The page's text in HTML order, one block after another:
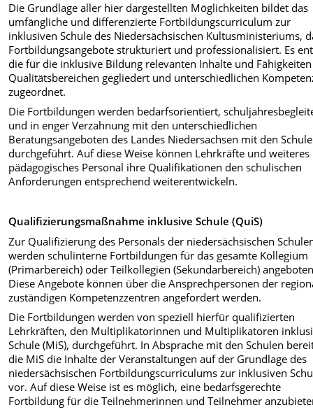
Die Grundlage aller hier dargestellten Möglichkeiten bildet das
umfängliche und differenzierte Fortbildungscurriculum zur
inklusiven Schule des Niedersächsischen Kultusministeriums,
Fortbildungsangebote strukturiert und professionalisiert. Es
die für die inklusive Bildung relevanten Inhalte und
Qualitätsbereichen gegliedert und unterschiedlichen
zugeordnet.
Die Fortbildungen werden bedarfsorientiert,
und in enger Verzahnung mit den unterschiedlichen
Beratungsangeboten des Landes Niedersachsen mit den
durchgeführt. Auf diese Weise können Lehrkräfte und weiteres
pädagogisches Personal ihre Qualifikationen den schulischen
Anforderungen entsprechend weiterentwickeln.
Qualifizierungsmaßnahme inklusive Schule (QuiS)
Zur Qualifizierung des Personals der niedersächsischen
werden schulinterne Fortbildungen für das gesamte Kollegium
(Primarbereich) oder Teilkollegien (Sekundarbereich)
Diese Angebote können über die Ansprechpersonen der
zuständigen Kompetenzzentren angefordert werden.
Die Fortbildungen werden von speziell hierfür qualifizierten
Lehrkräften, den Multiplikatorinnen und Multiplikatoren
Schule (MiS), durchgeführt. In Absprache mit den Schulen
die MiS die Inhalte der Veranstaltungen auf der Grundlage des
niedersächsischen Fortbildungscurriculums zur inklusiven
vor. Auf diese Weise ist es möglich, eine bedarfsgerechte
Fortbildung für die Teilnehmerinnen und Teilnehmer